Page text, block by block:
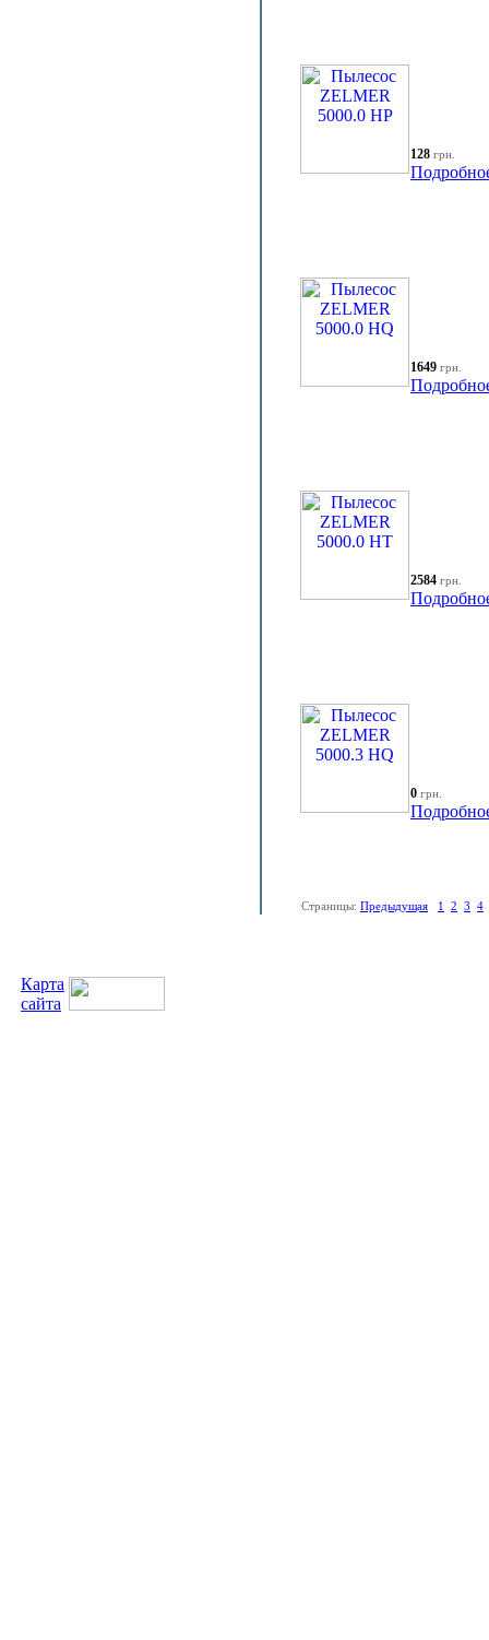
128 грн.
1649 грн.
2584 грн.
0 грн.
Страницы: Предыдущая 1 2 3 4
Карта
сайта